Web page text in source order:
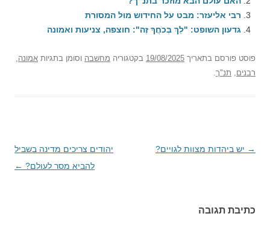
רבי אליעזר: מבט על החידוש מול המסורת
גדעון השופט: "לֵךְ בְּכֹחֲךָ זֶה": חוצפה, צניעות ואמונה
פוסט פורסם בתאריך 19/08/2025 בקטגוריה מחשבה וסומן בתגיות אמונה
רבנים
תנ"ך
ניווט
→ יש ביהדות מצוות לגויים?
יהודים צריכים מדינה בשביל
להביא מסר לעולם? ←
כתיבת תגובה